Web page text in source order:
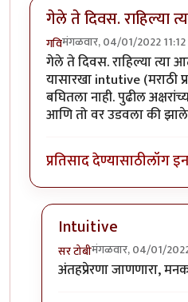
गेले ते दिवस. राहिल्या
गविमंगळवार, 04/01/2022 11:12
गेले ते दिवस. राहिल्या त्या
यासारखा intutive (मराठी
बघितला नाही. पुढील
आणि तो वर उडवला की
प्रतिसाद देण्यासाठीलॉग
Intuitive
सर टोबीमंगळवार, 04/01/
In reply toगेले ते दिवस.
अंतहप्रेरणा जाणणारा,